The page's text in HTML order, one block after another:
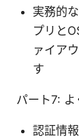
実務的
プリと
ァイア
す
パート7:
認証情